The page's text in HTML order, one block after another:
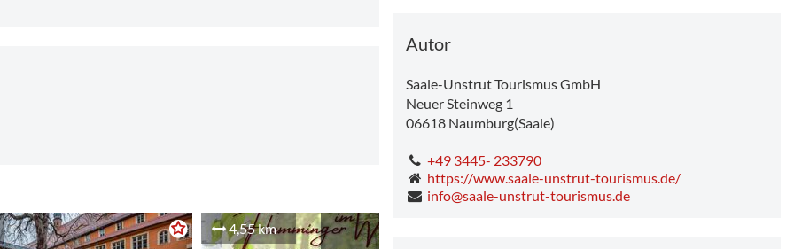
4,55 km
Autor
Saale-Unstrut Tourismus GmbH
Neuer Steinweg 1
06618 Naumburg(Saale)
+49 3445- 233790
https://www.saale-unstrut-tourismus.de/
info@saale-unstrut-tourismus.de